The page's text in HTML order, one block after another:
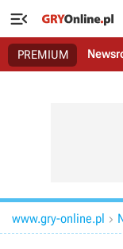

PREMIUM
www.gry-online.pl 